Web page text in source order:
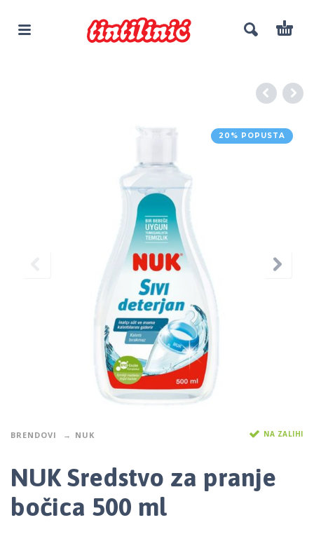
20% POPUSTA
BRENDOVI NUK NA ZALIHI
NUK Sredstvo za pranje
bočica 500 ml